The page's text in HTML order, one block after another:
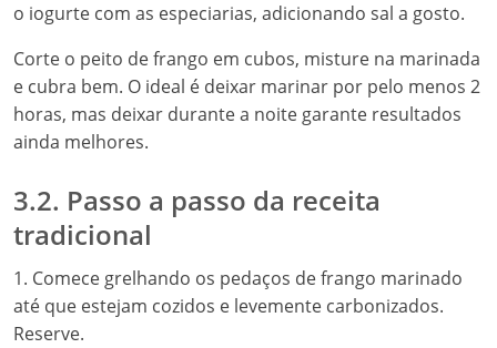
o iogurte com as especiarias, adicionando sal a gosto.
Corte o peito de frango em cubos, misture na marinada
e cubra bem. O ideal é deixar marinar por pelo menos 2
horas, mas deixar durante a noite garante resultados
ainda melhores.
3.2. Passo a passo da receita
tradicional
1. Comece grelhando os pedaços de frango marinado
até que estejam cozidos e levemente carbonizados.
Reserve.